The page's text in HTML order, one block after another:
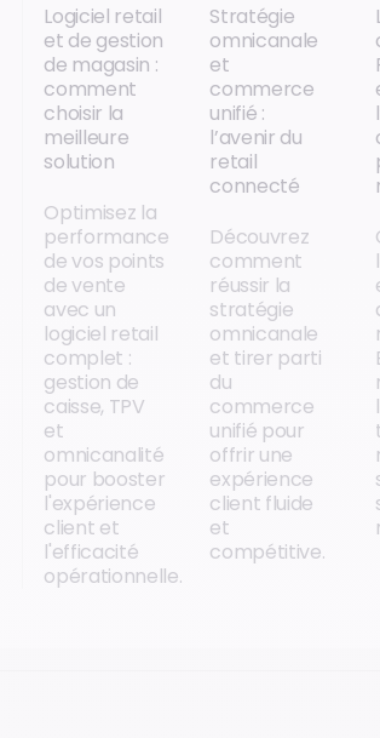
Logiciel retail
et de gestion
de magasin :
comment
choisir la
meilleure
solution
Optimisez la
performance
de vos points
de vente
avec un
logiciel retail
complet :
gestion de
caisse, TPV
et
omnicanalité
pour booster
l'expérience
client et
l'efficacité
opérationnelle.
Stratégie
omnicanale
et
commerce
unifié :
l’avenir du
retail
connecté
Découvrez
comment
réussir la
stratégie
omnicanale
et tirer parti
du
commerce
unifié pour
offrir une
expérience
client fluide
et
compétitive.